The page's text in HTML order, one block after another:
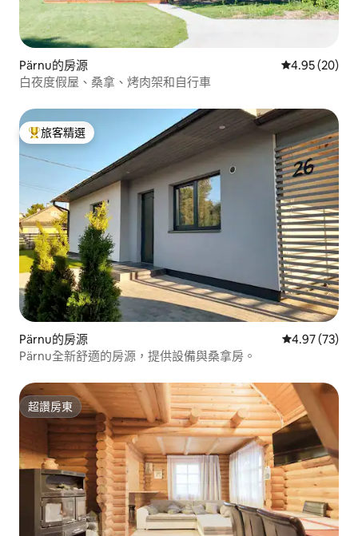
Pärnu的房源 從 20 則評價
4.95 (20)
白夜度假屋、桑拿、烤肉架和自行車
旅客精選榜首
旅客精選
Pärnu的房源 從 73 則評價
4.97 (73)
Pärnu全新舒適的房源，提供設備與桑拿房。
超讚房東
超讚房東